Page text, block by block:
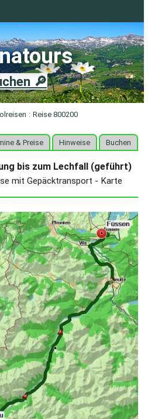
🔎
: Reise 800200
& Preise Hinweise Buchen
bis zum Lechfall (geführt)
mit Gepäcktransport - Karte